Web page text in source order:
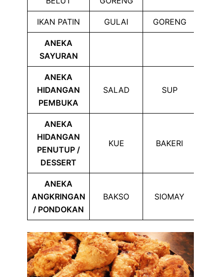
IKAN PATIN GULAI GORENG
ANEKA
SAYURAN
ANEKA
HIDANGAN
PEMBUKA
SALAD SUP
ANEKA
HIDANGAN
PENUTUP /
DESSERT
KUE BAKERI
ANEKA
ANGKRINGAN
/ PONDOKAN
BAKSO SIOMAY